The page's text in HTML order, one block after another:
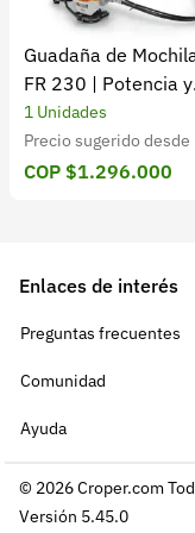
Guadaña de
FR 230 | Potencia y
rendimiento
1 Unidades
Precio sugerido desde
COP $1.296.000
Enlaces de interés
Preguntas frecuentes
Comunidad
Ayuda
© 2026 Croper.com
Versión 5.45.0